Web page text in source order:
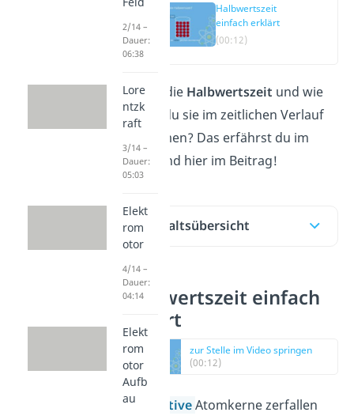
Halbwertszeit
einfach erklärt
(00:12)
Was ist die Halbwertszeit und wie
kannst du sie im zeitlichen Verlauf
bestimmen? Das erfährst du im
Video
und hier im Beitrag!
Inhaltsübersicht
Halbwertszeit einfach
erklärt
zur Stelle im Video springen
(00:12)
RadioaktiveAtomkerne zerfallen
2/14 –
Dauer:
06:38
Lore
ntzk
raft
3/14 –
Dauer:
05:03
Elekt
rom
otor
4/14 –
Dauer:
04:14
Elekt
rom
otor
Aufb
au